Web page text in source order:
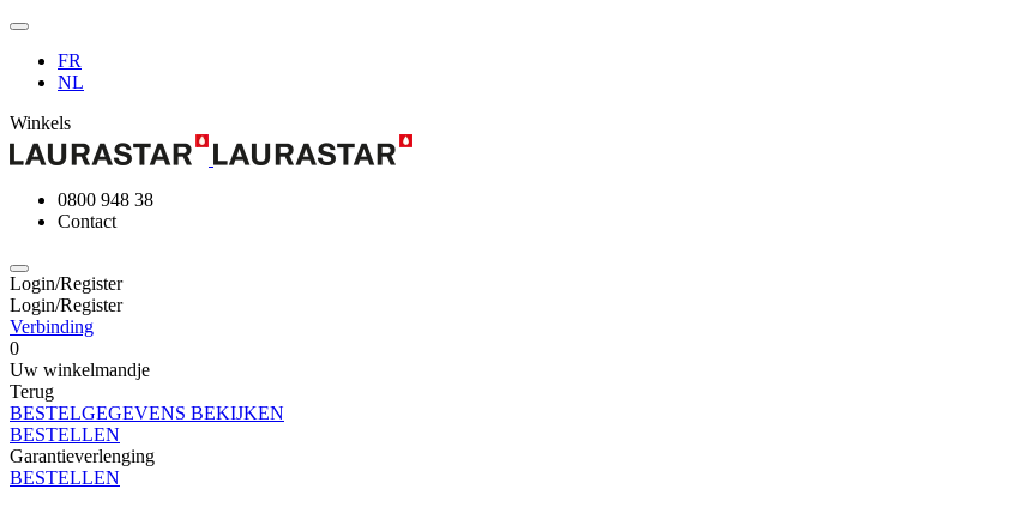
FR
NL
Winkels
0800 948 38
Contact
Login/Register
Login/Register
Verbinding
0
Uw winkelmandje
Terug
BESTELGEGEVENS BEKIJKEN
BESTELLEN
Garantieverlenging
BESTELLEN